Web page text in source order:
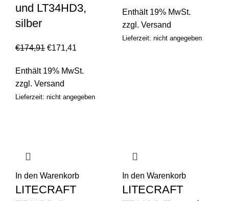
und LT34HD3,
silber
€174,91 €171,41
Enthält 19% MwSt.
zzgl. Versand
Lieferzeit: nicht angegeben
Enthält 19% MwSt.
zzgl. Versand
Lieferzeit: nicht angegeben
In den Warenkorb
LITECRAFT
In den Warenkorb
LITECRAFT